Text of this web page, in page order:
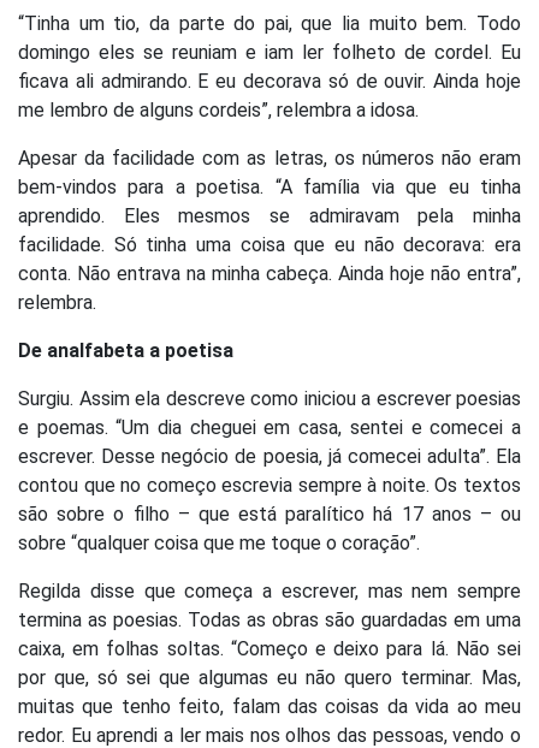
“Tinha um tio, da parte do pai, que lia muito bem. Todo
domingo eles se reuniam e iam ler folheto de cordel. Eu
ficava ali admirando. E eu decorava só de ouvir. Ainda hoje
me lembro de alguns cordeis”, relembra a idosa.
Apesar da facilidade com as letras, os números não eram
bem-vindos para a poetisa. “A família via que eu tinha
aprendido. Eles mesmos se admiravam pela minha
facilidade. Só tinha uma coisa que eu não decorava: era
conta. Não entrava na minha cabeça. Ainda hoje não entra”,
relembra.
De analfabeta a poetisa
Surgiu. Assim ela descreve como iniciou a escrever poesias
e poemas. “Um dia cheguei em casa, sentei e comecei a
escrever. Desse negócio de poesia, já comecei adulta”. Ela
contou que no começo escrevia sempre à noite. Os textos
são sobre o filho – que está paralítico há 17 anos – ou
sobre “qualquer coisa que me toque o coração”.
Regilda disse que começa a escrever, mas nem sempre
termina as poesias. Todas as obras são guardadas em uma
caixa, em folhas soltas. “Começo e deixo para lá. Não sei
por que, só sei que algumas eu não quero terminar. Mas,
muitas que tenho feito, falam das coisas da vida ao meu
redor. Eu aprendi a ler mais nos olhos das pessoas, vendo o